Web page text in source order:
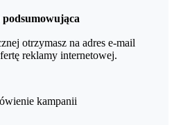
otrzymasz na adres e-mail
reklamy internetowej.